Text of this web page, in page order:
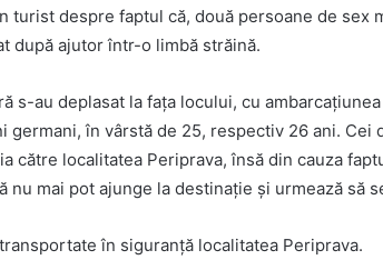
turist despre faptul că, două persoane de sex
după ajutor într-o limbă străină.
s-au deplasat la fața locului, cu
germani, în vârstă de 25, respectiv 26 ani. Cei
către localitatea Periprava, însă din cauza
nu mai pot ajunge la destinaţie şi urmează să
în siguranţă localitatea Periprava.